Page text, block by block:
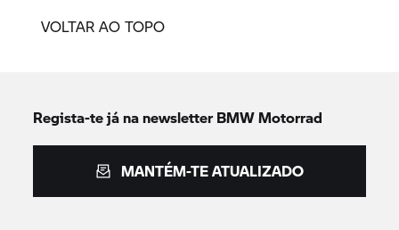
VOLTAR AO TOPO
Regista-te já na newsletterBMW Motorrad
MANTÉM-TE ATUALIZADO